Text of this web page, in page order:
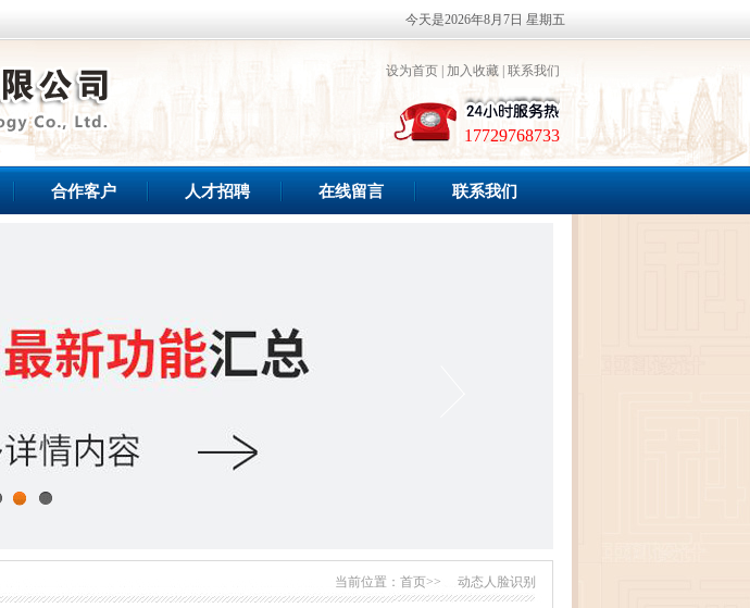
今天是2026年8月7日 星期五
设为首页| 加入收藏| 联系我们
17729768733
合作客户 人才招聘 在线留言 联系我们
当前位置： 首页>> 动态人脸识别